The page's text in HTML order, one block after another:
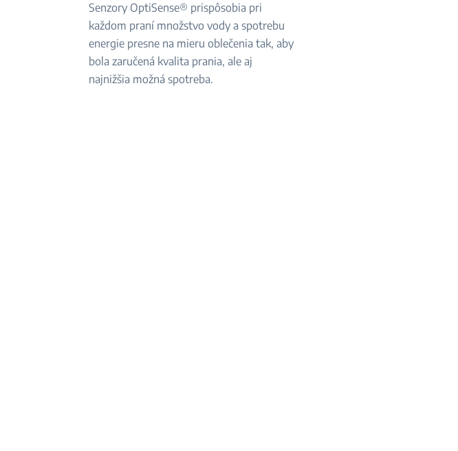
Senzory OptiSense® prispôsobia pri
každom praní množstvo vody a spotrebu
energie presne na mieru oblečenia tak, aby
bola zaručená kvalita prania, ale aj
najnižšia možná spotreba.